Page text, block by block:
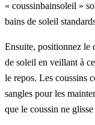
« coussinbainsoleil »
bains de soleil
Ensuite, positionnez le
de soleil en veillant à
le repos. Les coussins
sangles pour les
que le coussin ne